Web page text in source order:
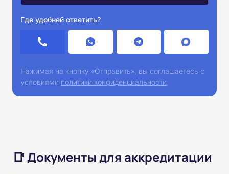
Где удобней ответить?
Нажимая на кнопку «Отправить», вы соглашаетесь с
условиями политики конфиденциальности
📑 Документы для аккредитации